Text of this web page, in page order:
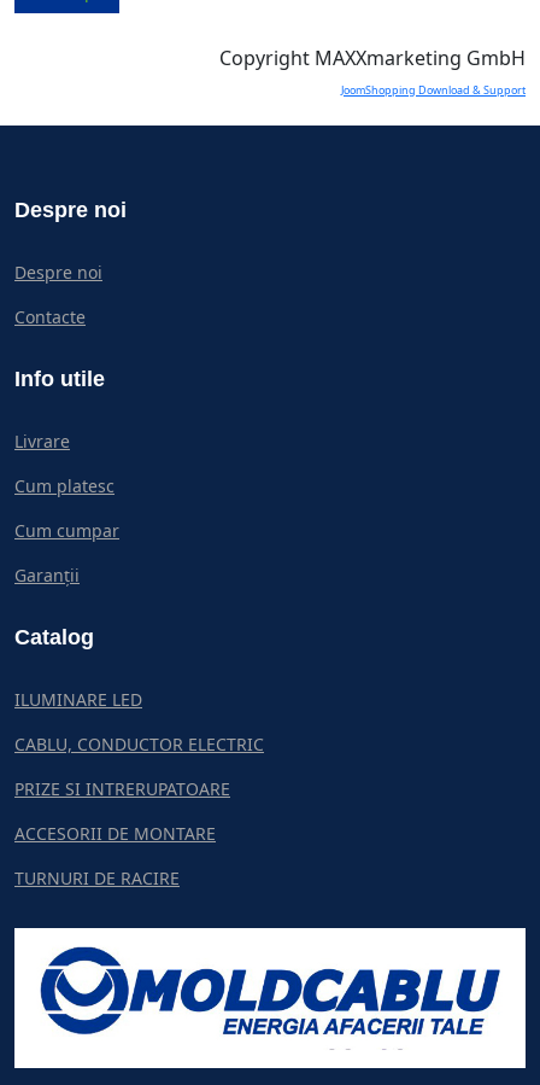
Copyright MAXXmarketing GmbH
JoomShopping Download & Support
Despre noi
Despre noi
Contacte
Info utile
Livrare
Cum platesc
Cum cumpar
Garanții
Catalog
ILUMINARE LED
CABLU, CONDUCTOR ELECTRIC
PRIZE SI INTRERUPATOARE
ACCESORII DE MONTARE
TURNURI DE RACIRE